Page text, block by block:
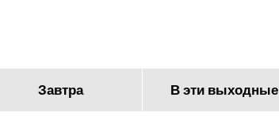
Завтра В эти выходные